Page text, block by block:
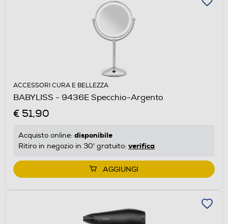
ACCESSORI CURA E BELLEZZA
BABYLISS - 9436E Specchio-Argento
€ 51,90
Acquisto online: disponibile
Ritiro in negozio in 30' gratuito: verifica
AGGIUNGI